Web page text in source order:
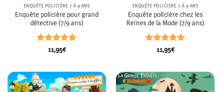
ENQUÊTE POLICIÈRE 7 À 9 ANS
Enquête policière pour grand
détective (7/9 ans)
Note4.82
11,95€
ENQUÊTE POLICIÈRE 7 À 9 ANS
Enquête policière chez les
Reines de la Mode (7/9 ans)
Note4.69
11,95€